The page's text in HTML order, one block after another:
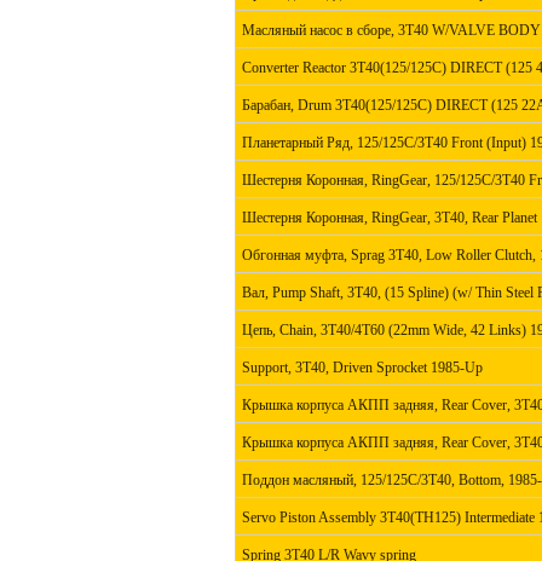
Масляный насос в сборе, 3T40 W/VALVE
Converter Reactor 3T40(125/125C) DIRECT (125
Барабан, Drum 3T40(125/125C) DIRECT (125
Планетарный Ряд, 125/125C/3T40 Front (Input)
Шестерня Коронная, RingGear, 125/125C/3T40
Шестерня Коронная, RingGear, 3T40, Rear
Обгонная муфта, Sprag 3T40, Low Roller Clutch,
Вал, Pump Shaft, 3T40, (15 Spline) (w/ Thin Steel
Цепь, Chain, 3T40/4T60 (22mm Wide, 42 Links)
Support, 3T40, Driven Sprocket 1985-Up
Крышка корпуса АКПП задняя, Rear Cover,
Крышка корпуса АКПП задняя, Rear Cover,
Поддон масляный, 125/125C/3T40, Bottom,
Servo Piston Assembly 3T40(TH125) Intermediate
Spring 3T40 L/R Wavy spring